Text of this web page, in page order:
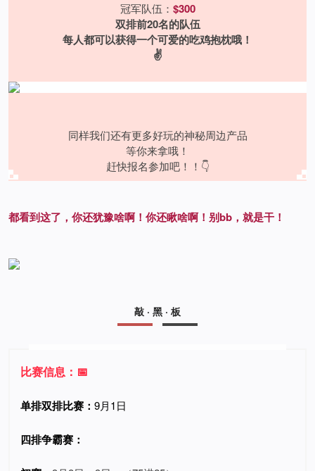
冠军队伍： $300
双排前20名的队伍
每人都可以获得一个可爱的吃鸡抱枕哦！
✌️
同样我们还有更多好玩的神秘周边产品
等你来拿哦！
赶快报名参加吧！！👇
都看到这了，你还犹豫啥啊！你还瞅啥啊！别bb，就是干！
敲 · 黑 · 板
比赛信息：📅
单排双排比赛 ： 9月1日
四排争霸赛：